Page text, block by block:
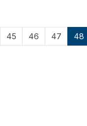
45 46 47 48